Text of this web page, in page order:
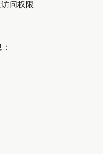
问权限